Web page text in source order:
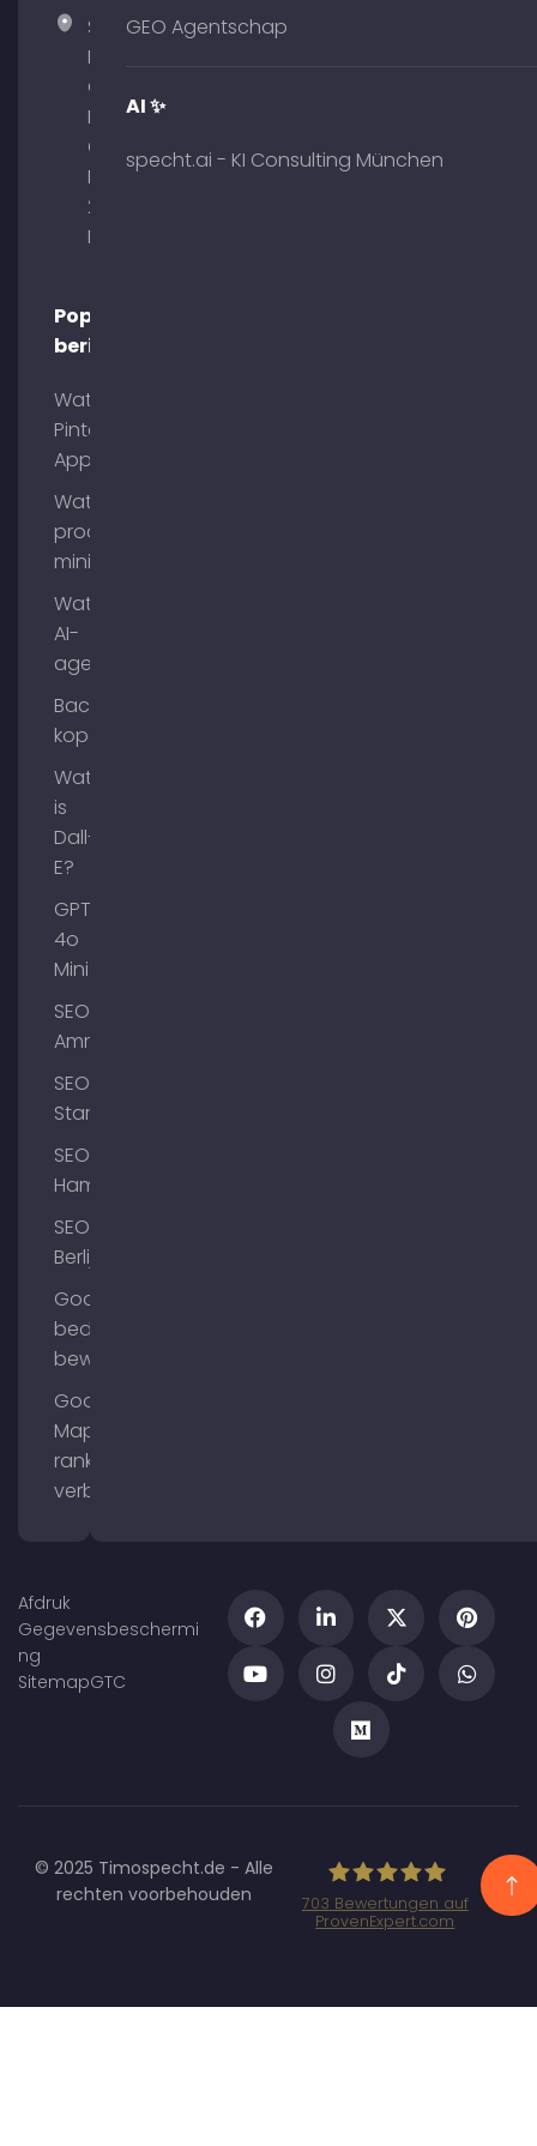
Specht
Marketing
GmbH –
Palais am
Obelisk
Briennerstr.
29 80333
München
Populaire
berichten
Wat is
Pinterest
App?
Wat is
process
mining?
Wat zijn
AI-
agenten?
Backlinks
kopen
Wat
is
Dall-
E?
GPT-
4o
Mini
SEO
Ammersee
SEO
Starnberg
SEO
Hamburg
SEO
Berlijn
Google
bedrijfsprofiel
bewerken
Google
Maps
ranking
verbeteren
GEO Agentschap
AI ✨
specht.ai - KI Consulting München
Afdruk
Gegevensbeschermi
ng
SitemapGTC
© 2025 Timospecht.de - Alle
rechten voorbehouden
Marketing GmbH
703 Bewertungen auf
ProvenExpert.com